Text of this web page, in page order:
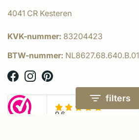
filters
4041 CR Kesteren
KVK-nummer: 83204423
BTW-nummer: NL8627.68.640.B.01